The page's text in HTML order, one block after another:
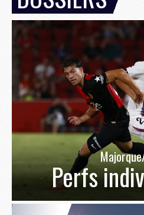
Perfs